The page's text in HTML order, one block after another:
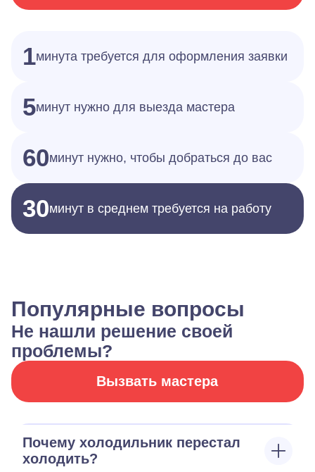
1минута требуется для оформления заявки
5минут нужно для выезда мастера
60минут нужно, чтобы добраться до вас
30минут в среднем требуется на работу
Популярные вопросы
Не нашли решение своей
проблемы?
Вызвать мастера
Почему холодильник перестал
холодить?